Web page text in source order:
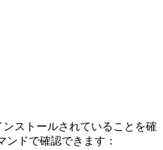
ンストールされていることを確
ドで確認できます：